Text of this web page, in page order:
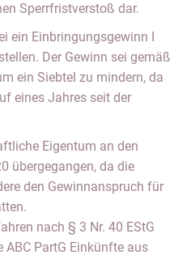
Sperrfristverstoß dar.
ein Einbringungsgewinn I
Der Gewinn sei gemäß
ein Siebtel zu mindern, da
eines Jahres seit der
Eigentum an den
übergegangen, da die
den Gewinnanspruch für
nach § 3 Nr. 40 EStG
ABC PartG Einkünfte aus